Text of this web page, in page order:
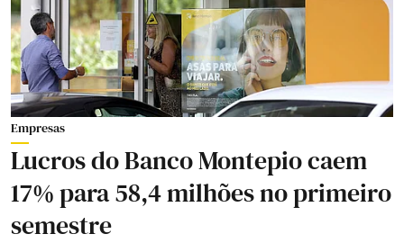
Empresas
Lucros do Banco Montepio caem
17% para 58,4 milhões no primeiro
semestre